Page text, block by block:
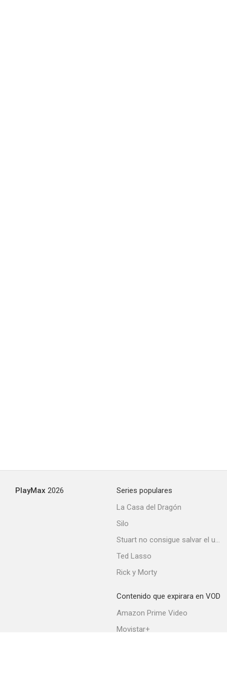
PlayMax 2026
Series populares
La Casa del Dragón
Silo
Stuart no consigue salvar el universo
Ted Lasso
Rick y Morty
Contenido que expirara en VOD
Amazon Prime Video
Movistar+